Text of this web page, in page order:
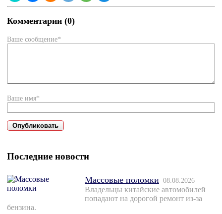
Комментарии (0)
Ваше сообщение*
Ваше имя*
Последние новости
Массовые поломки 08.08.2026
Владельцы китайские автомобилей
попадают на дорогой ремонт из-за
бензина.